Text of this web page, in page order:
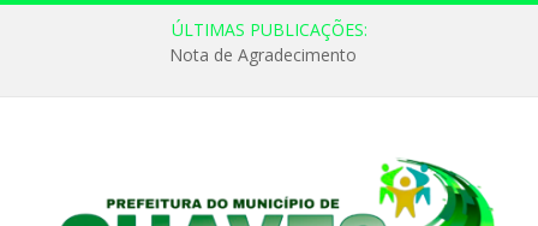
ÚLTIMAS PUBLICAÇÕES:
Nota de Agradecimento